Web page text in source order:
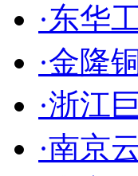
·东华
·金隆
·浙江
·南京